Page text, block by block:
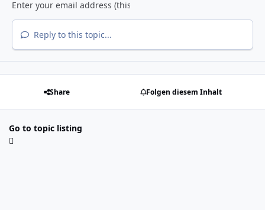
Reply to this topic...
Share Folgen diesem Inhalt
Go to topic listing